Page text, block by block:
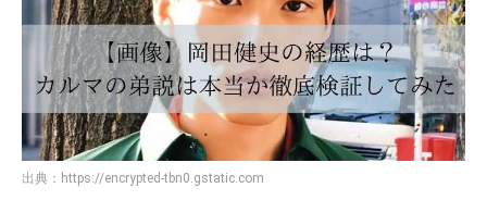
出典： https://encrypted-tbn0.gstatic.com